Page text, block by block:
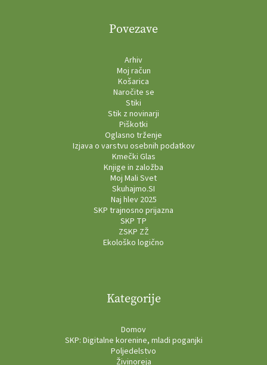
Povezave
Arhiv
Moj račun
Košarica
Naročite se
Stiki
Stik z novinarji
Piškotki
Oglasno trženje
Izjava o varstvu osebnih podatkov
Kmečki Glas
Knjige in založba
Moj Mali Svet
Skuhajmo.SI
Naj hlev 2025
SKP trajnosno prijazna
SKP TP
ZSKP ZŽ
Ekološko logično
Kategorije
Domov
SKP: Digitalne korenine, mladi poganjki
Poljedelstvo
Živinoreja